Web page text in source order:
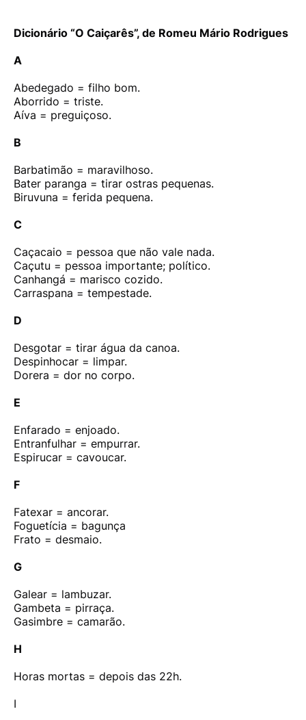
Dicionário “O Caiçarês”, de Romeu Mário Rodrigues
A
Abedegado = filho bom.
Aborrido = triste.
Aíva = preguiçoso.
B
Barbatimão = maravilhoso.
Bater paranga = tirar ostras pequenas.
Biruvuna = ferida pequena.
C
Caçacaio = pessoa que não vale nada.
Caçutu = pessoa importante; político.
Canhangá = marisco cozido.
Carraspana = tempestade.
D
Desgotar = tirar água da canoa.
Despinhocar = limpar.
Dorera = dor no corpo.
E
Enfarado = enjoado.
Entranfulhar = empurrar.
Espirucar = cavoucar.
F
Fatexar = ancorar.
Foguetícia = bagunça
Frato = desmaio.
G
Galear = lambuzar.
Gambeta = pirraça.
Gasimbre = camarão.
H
Horas mortas = depois das 22h.
I